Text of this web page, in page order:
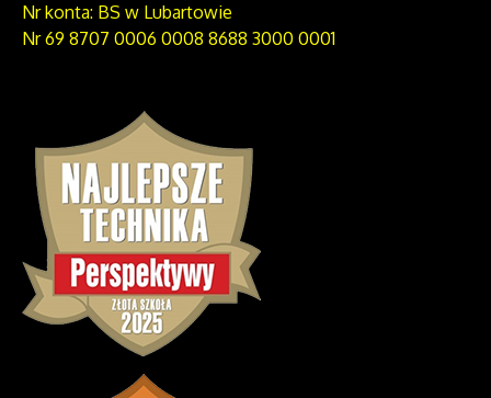
Nr konta: BS w Lubartowie
Nr 69 8707 0006 0008 8688 3000 0001